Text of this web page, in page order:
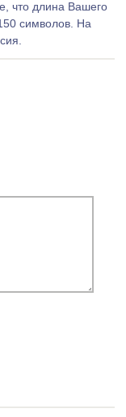
что длина Вашего
символов. На